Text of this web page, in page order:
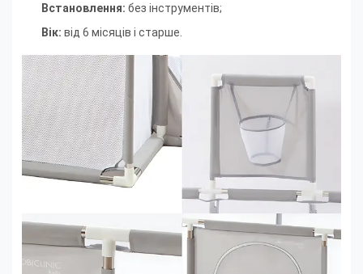
Встановлення: без інструментів;
Вік: від 6 місяців і старше